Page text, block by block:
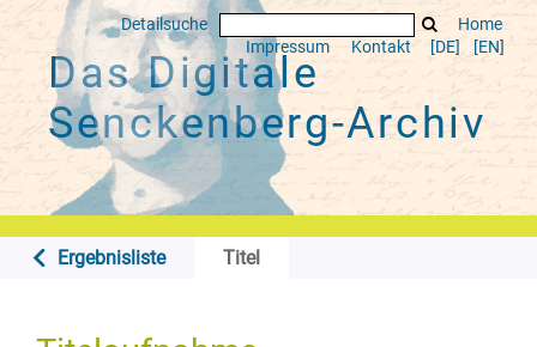
Detailsuche
Home
Impressum
Kontakt [DE] [EN]
Das Digitale
Senckenberg-Archiv
Ergebnisliste Titel